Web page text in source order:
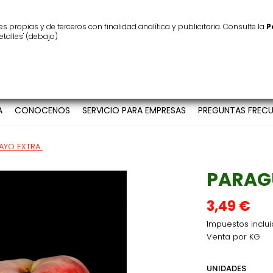
CONOCENOS SERVICIO PARA EMPRESAS PREGUNTAS
EXTRA
3,49 €
Impuestos
Venta por KG
UNIDADES
propias y de terceros con finalidad analítica y publicitaria. Consulte la
(debajo)